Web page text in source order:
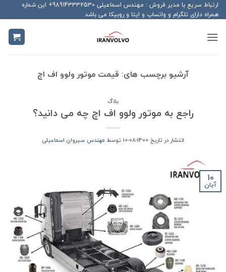
Skip
to
content
ارتباط سریع با مدیر فروش : مهندس اسماعیلی 989143332530+ این شماره
همراه دارای تلگرام و واتساپ و ایتا و روبیکا می باشد
آرشیو برچسب های: قیمت موتور ولوو اف اچ
بلاگ
راجع به موتور ولوو اف اچ چه می دانید؟
انتشار در تاریخ 1400-08-10 توسط مهندس سیروان اسماعیلی
10
آبان